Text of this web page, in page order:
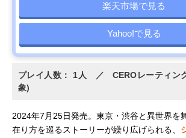
楽天市場で見る
Yahoo!で見る
プレイ人数： 1人 ／ CEROレーティン
象)
2024年7月25日発売。東京・渋谷と異世界を
在り方を巡るストーリーが繰り広げられる、